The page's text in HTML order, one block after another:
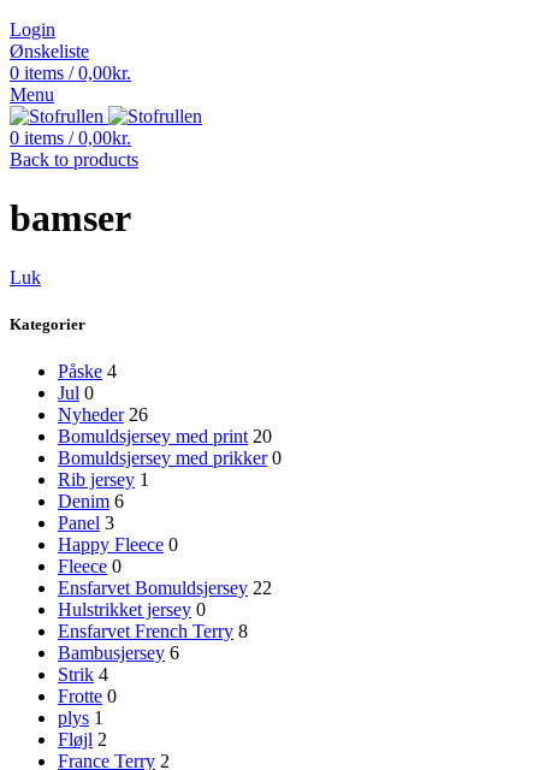
Login
Ønskeliste
0 items / 0,00kr.
Menu
0 items / 0,00kr.
Back to products
bamser
Luk
Kategorier
Påske 4
Jul 0
Nyheder 26
Bomuldsjersey med print 20
Bomuldsjersey med prikker 0
Rib jersey 1
Denim 6
Panel 3
Happy Fleece 0
Fleece 0
Ensfarvet Bomuldsjersey 22
Hulstrikket jersey 0
Ensfarvet French Terry 8
Bambusjersey 6
Strik 4
Frotte 0
plys 1
Fløjl 2
France Terry 2